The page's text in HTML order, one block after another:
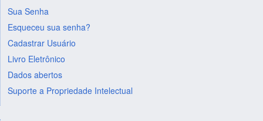
Sua Senha
Esqueceu sua senha?
Cadastrar Usuário
Livro Eletrônico
Dados abertos
Suporte a Propriedade Intelectual